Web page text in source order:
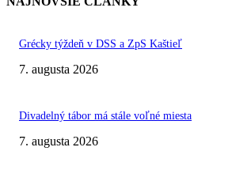
Grécky týždeň v DSS a ZpS Kaštieľ
7. augusta 2026
Divadelný tábor má stále voľné miesta
7. augusta 2026